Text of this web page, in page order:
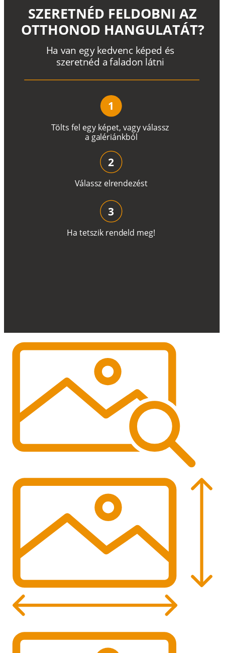
Tölts fel egy képet, vagyválassz
a galériánkból
Ha van egy kedvenc képed és
szeretnéd a faladon látni
SZERETNÉD FELDOBNI AZ
OTTHONOD HANGULATÁT?
1
Válassz elrendezést
2
Ha tetszik rendeld meg!
3